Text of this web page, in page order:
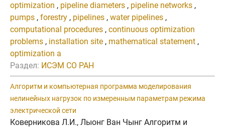
optimization , pipeline diameters , pipeline networks ,
pumps , forestry , pipelines , water pipelines ,
computational procedures , continuous optimization
problems , installation site , mathematical statement ,
optimization a
Раздел: ИСЭМ СО РАН
Алгоритм и компьютерная программа моделирования
нелинейных нагрузок по измеренным параметрам режима
электрической сети
Коверникова Л.И., Лыонг Ван Чынг Алгоритм и